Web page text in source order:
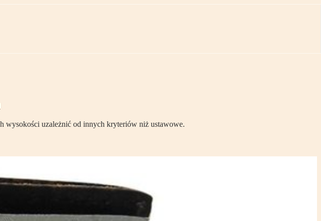
wysokości uzależnić od innych kryteriów niż ustawowe.